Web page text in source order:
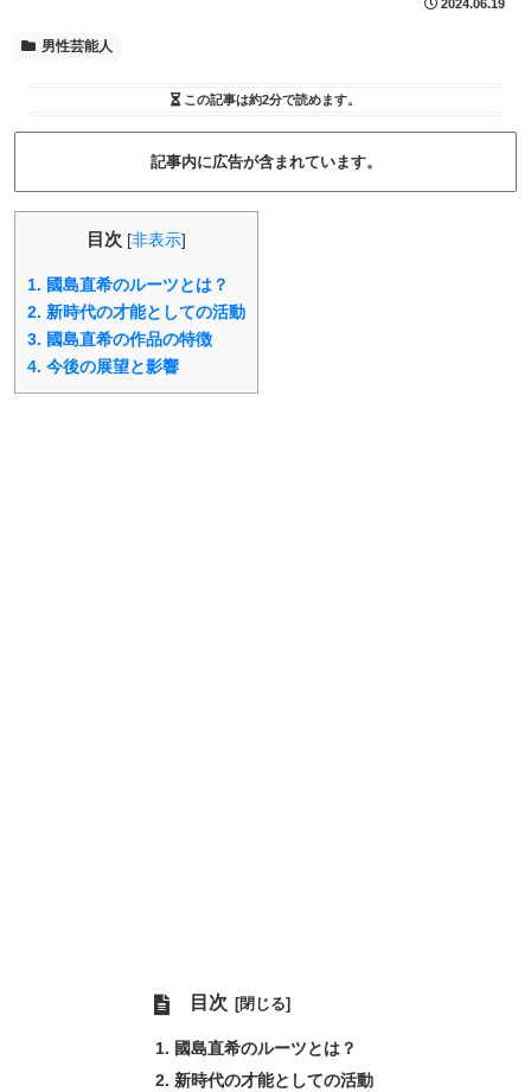
2024.06.19
男性芸能人
この記事は約2分で読めます。
記事内に広告が含まれています。
目次 [非表示]
1. 國島直希のルーツとは？
2. 新時代の才能としての活動
3. 國島直希の作品の特徴
4. 今後の展望と影響
目次
國島直希のルーツとは？
新時代の才能としての活動